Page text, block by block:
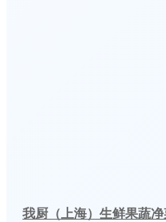
我厨（上海）生鲜果蔬